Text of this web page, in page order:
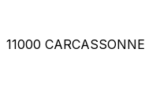
11000 CARCASSONNE